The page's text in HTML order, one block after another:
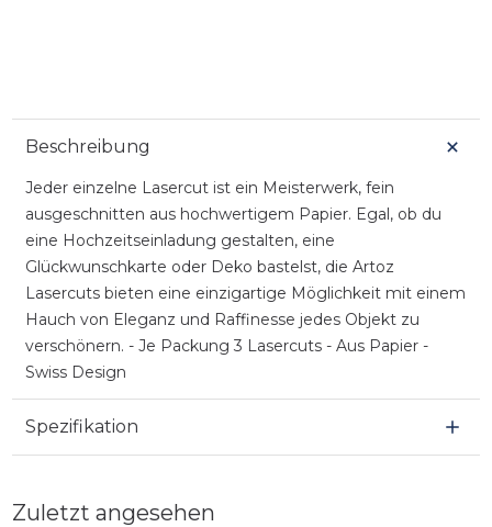
Beschreibung
Jeder einzelne Lasercut ist ein Meisterwerk, fein
ausgeschnitten aus hochwertigem Papier. Egal, ob du
eine Hochzeitseinladung gestalten, eine
Glückwunschkarte oder Deko bastelst, die Artoz
Lasercuts bieten eine einzigartige Möglichkeit mit einem
Hauch von Eleganz und Raffinesse jedes Objekt zu
verschönern. - Je Packung 3 Lasercuts - Aus Papier -
Swiss Design
Spezifikation
Zuletzt angesehen